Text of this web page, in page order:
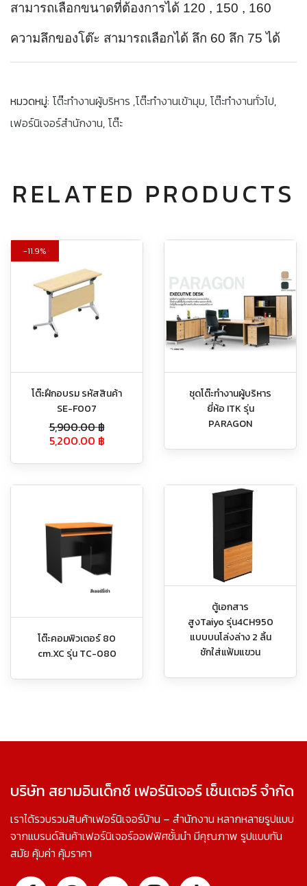
สามารถเลือกขนาดที่ต้องการได้ 120 , 150 , 160
ความลึกของโต๊ะ สามารถเลือกได้ ลึก 60 ลึก 75 ได้
หมวดหมู่: โต๊ะทำงานผู้บริหาร ,โต๊ะทำงานเข้ามุม, โต๊ะทำงานทั่วไป,
เฟอร์นิเจอร์สำนักงาน, โต๊ะ
RELATED PRODUCTS
11.9%
โต๊ะฝึกอบรม รหัสสินค้า
SE-F007
5,900.00฿
5,200.00 ฿
ชุดโต๊ะทำงานผู้บริหาร
ยี่ห้อ ITK รุ่น
PARAGON
โต๊ะคอมพิวเตอร์ 80
cm.XC รุ่น TC-080
ตู้เอกสาร
สูงTaiyo รุ่น4CH950
แบบบนโล่งล่าง 2 ลิ้น
ชักใส่แฟ้มแขวน
บริษัท สยามอินเด็กซ์ เฟอร์นิเจอร์ เซ็นเตอร์ จำกัด
เราได้รวบรวมสินค้าเฟอร์นิเจอร์บ้าน – สำนักงาน หลากหลายรูปแบบ
จากแบรนด์สินค้าเฟอร์นิเจอร์ออฟฟิศชั้นนำ มีคุณภาพ รูปแบบทัน
สมัย คุ้มค่า คุ้มราคา